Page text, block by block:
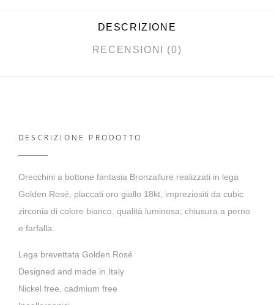
DESCRIZIONE
RECENSIONI (0)
DESCRIZIONE PRODOTTO
Orecchini a bottone fantasia Bronzallure realizzati in lega
Golden Rosé, placcati oro giallo 18kt, impreziositi da cubic
zirconia di colore bianco, qualità luminosa; chiusura a perno
e farfalla.
Lega brevettata Golden Rosé
Designed and made in Italy
Nickel free, cadmium free